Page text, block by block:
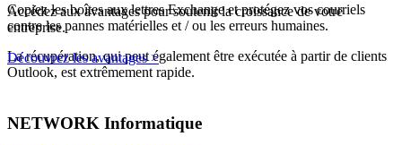
Copiez les boîtes aux lettres Exchange et protégez vos courriels
contre les pannes matérielles et / ou les erreurs humaines.
La récupération, qui peut également être exécutée à partir de clients
Outlook, est extrêmement rapide.
Accédez aux avantages pour soutenir la croissance de votre
entreprise.
Découvrez les avantages >
NETWORK Informatique